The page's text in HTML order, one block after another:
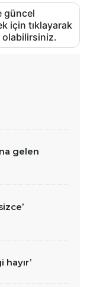
güncel
için tıklayarak
olabilirsiniz.
gelen
hayır’